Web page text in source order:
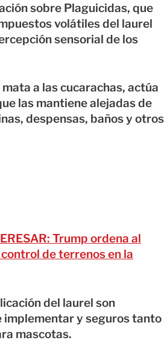
sobre Plaguicidas, que
volátiles del laurel
sensorial de los
a las cucarachas, actúa
las mantiene alejadas de
despensas, baños y otros
Trump ordena al
de terrenos en la
del laurel son
implementar y seguros tanto
mascotas.